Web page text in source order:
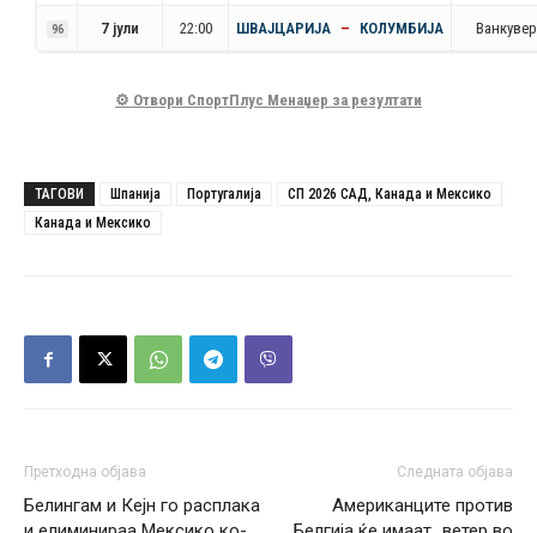
96 7 јули 22:00 ШВАЈЦАРИЈА – КОЛУМБИЈА Ванкувер
⚙️ Отвори СпортПлус Менаџер за резултати
ТАГОВИ Шпанија Португалија
СП 2026 САД, Канада и Мексико
Канада и Мексико
Претходна објава
Белингам и Кејн го расплака
Следната објава
Американците против